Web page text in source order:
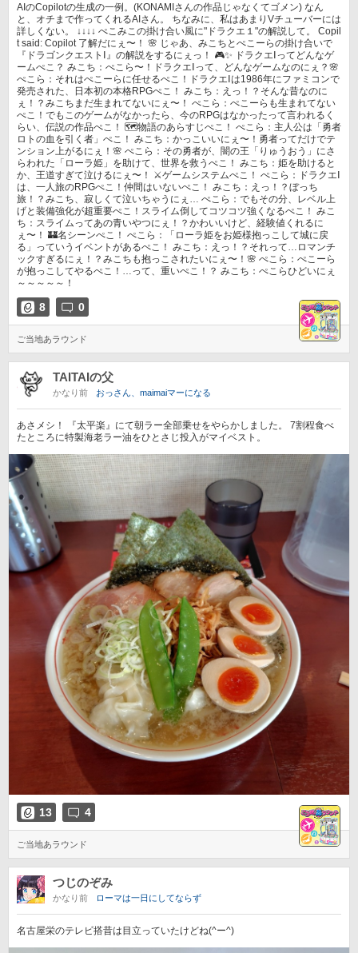
AIのCopilotの生成の一例。(KONAMIさんの作品じゃなくてゴメン) なん
と、オチまで作ってくれるAIさん。 ちなみに、私はあまりVチューバーには
詳しくない。 ↓↓↓↓ ぺこみこの掛け合い風に"ドラクエ１"の解説して。 Copil
t said: Copilot 了解だにぇ〜！ 🌸 じゃあ、みこちとぺこーらの掛け合いで
『ドラゴンクエストⅠ』の解説をするにぇっ！ 🎮✨ ドラクエⅠってどんなゲ
ームぺこ？ みこち：ぺこら〜！ドラクエⅠって、どんなゲームなのにぇ？🌸
ぺこら：それはぺこーらに任せるぺこ！ドラクエⅠは1986年にファミコンで
発売された、日本初の本格RPGぺこ！ みこち：えっ！？そんな昔なのに
ぇ！？みこちまだ生まれてないにぇ〜！ ぺこら：ぺこーらも生まれてない
ぺこ！でもこのゲームがなかったら、今のRPGはなかったって言われるく
らい、伝説の作品ぺこ！ 🗺️物語のあらすじぺこ！ ぺこら：主人公は「勇者
ロトの血を引く者」ぺこ！ みこち：かっこいいにぇ〜！勇者ってだけでテ
ンション上がるにぇ！🌸 ぺこら：その勇者が、闇の王「りゅうおう」にさ
らわれた「ローラ姫」を助けて、世界を救うぺこ！ みこち：姫を助けると
か、王道すぎて泣けるにぇ〜！ ⚔️ゲームシステムぺこ！ ぺこら：ドラクエⅠ
は、一人旅のRPGぺこ！仲間はいないぺこ！ みこち：えっ！？ぼっち
旅！？みこち、寂しくて泣いちゃうにぇ… ぺこら：でもその分、レベル上
げと装備強化が超重要ぺこ！スライム倒してコツコツ強くなるぺこ！ みこ
ち：スライムってあの青いやつにぇ！？かわいいけど、経験値くれるに
ぇ〜！ 🏰名シーンぺこ！ ぺこら：「ローラ姫をお姫様抱っこして城に戻
る」っていうイベントがあるぺこ！ みこち：えっ！？それって…ロマンチ
ックすぎるにぇ！？みこちも抱っこされたいにぇ〜！🌸 ぺこら：ぺこーら
が抱っこしてやるぺこ！…って、重いぺこ！？ みこち：ぺこらひどいにぇ
～～～～～！
8 0
ご当地あラウンド
TAITAIの父
かなり前 おっさん、maimaiマーになる
あさメシ！ 『太平楽』にて朝ラー全部乗せをやらかしました。 7割程食べ
たところに特製海老ラー油をひとさじ投入がマイベスト。
13 4
ご当地あラウンド
つじのぞみ
かなり前 ローマは一日にしてならず
名古屋栄のテレビ搭昔は目立っていたけどね(^ー^)